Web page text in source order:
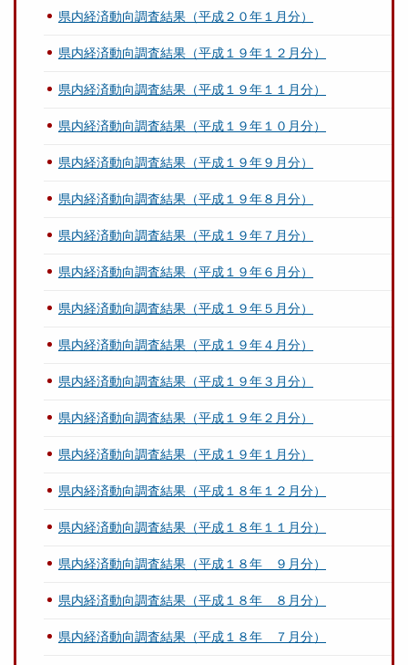
県内経済動向調査結果（平成２０年１月分）
県内経済動向調査結果（平成１９年１２月分）
県内経済動向調査結果（平成１９年１１月分）
県内経済動向調査結果（平成１９年１０月分）
県内経済動向調査結果（平成１９年９月分）
県内経済動向調査結果（平成１９年８月分）
県内経済動向調査結果（平成１９年７月分）
県内経済動向調査結果（平成１９年６月分）
県内経済動向調査結果（平成１９年５月分）
県内経済動向調査結果（平成１９年４月分）
県内経済動向調査結果（平成１９年３月分）
県内経済動向調査結果（平成１９年２月分）
県内経済動向調査結果（平成１９年１月分）
県内経済動向調査結果（平成１８年１２月分）
県内経済動向調査結果（平成１８年１１月分）
県内経済動向調査結果（平成１８年 ９月分）
県内経済動向調査結果（平成１８年 ８月分）
県内経済動向調査結果（平成１８年 ７月分）